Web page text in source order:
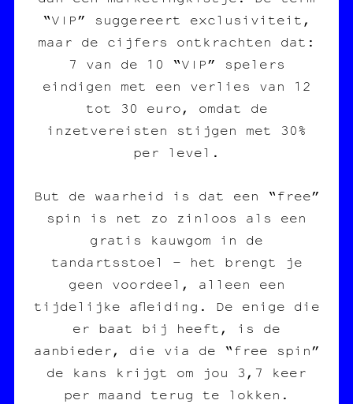
“VIP” suggereert exclusiviteit,
maar de cijfers ontkrachten dat:
7 van de 10 “VIP” spelers
eindigen met een verlies van 12
tot 30 euro, omdat de
inzetvereisten stijgen met 30%
per level.
But de waarheid is dat een “free”
spin is net zo zinloos als een
gratis kauwgom in de
tandartsstoel – het brengt je
geen voordeel, alleen een
tijdelijke afleiding. De enige die
er baat bij heeft, is de
aanbieder, die via de “free spin”
de kans krijgt om jou 3,7 keer
per maand terug te lokken.